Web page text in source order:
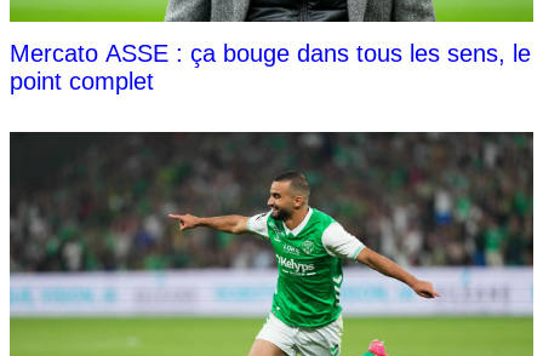
Mercato ASSE : ça bouge dans tous les sens, le
point complet